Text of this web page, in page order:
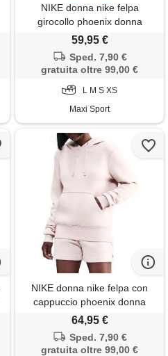
NIKE donna nike felpa
girocollo phoenix donna
59,95 €
Sped. 7,90 €
gratuita oltre 99,00 €
L M S XS
Maxi Sport
NIKE donna nike felpa con
cappuccio phoenix donna
64,95 €
Sped. 7,90 €
gratuita oltre 99,00 €